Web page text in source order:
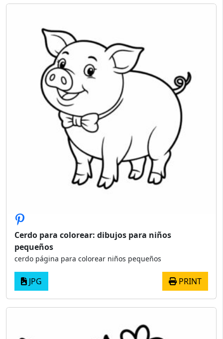
Cerdo para colorear: dibujos para niños
pequeños
cerdo página para colorear niños pequeños
JPG PRINT